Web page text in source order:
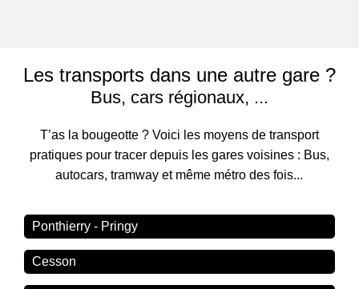
Les transports dans une autre gare ?
Bus, cars régionaux, ...
T’as la bougeotte ? Voici les moyens de transport
pratiques pour tracer depuis les gares voisines : Bus,
autocars, tramway et même métro des fois...
Ponthierry - Pringy
Cesson